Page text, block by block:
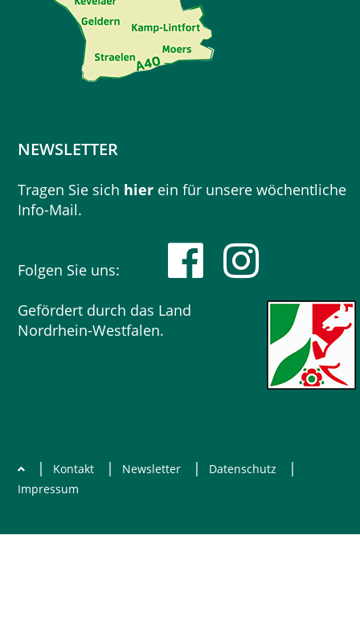
NEWSLETTER
Tragen Sie sich hier ein für unsere wöchentliche
Info-Mail.
Folgen Sie uns:
Gefördert durch das Land
Nordrhein-Westfalen.
| Kontakt | Newsletter | Datenschutz |
Impressum